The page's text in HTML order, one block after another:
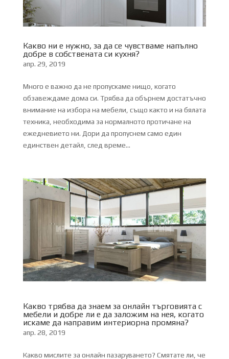
Какво ни е нужно, за да се чувстваме напълно
добре в собствената си кухня?
апр. 29, 2019
Много е важно да не пропускаме нищо, когато
обзавеждаме дома си. Трябва да обърнем достатъчно
внимание на избора на мебели, също както и на бялата
техника, необходима за нормалното протичане на
ежедневието ни. Дори да пропуснем само един
единствен детайл, след време...
Какво трябва да знаем за онлайн търговията с
мебели и добре ли е да заложим на нея, когато
искаме да направим интериорна промяна?
апр. 28, 2019
Какво мислите за онлайн пазаруването? Смятате ли, че